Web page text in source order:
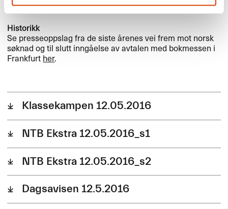
Historikk
Se presseoppslag fra de siste årenes vei frem mot norsk
søknad og til slutt inngåelse av avtalen med bokmessen i
Frankfurt her.
Klassekampen 12.05.2016
NTB Ekstra 12.05.2016_s1
NTB Ekstra 12.05.2016_s2
Dagsavisen 12.5.2016